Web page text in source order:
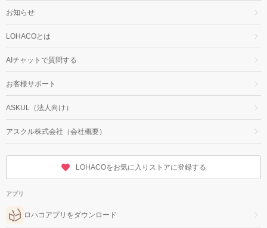
お知らせ
LOHACOとは
AIチャットで質問する
お客様サポート
ASKUL（法人向け）
アスクル株式会社（会社概要）
LOHACOをお気に入りストアに登録する
アプリ
ロハコアプリをダウンロード